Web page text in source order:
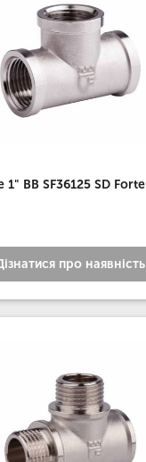
1" ВВ SF36125 SD Forte
про наявність